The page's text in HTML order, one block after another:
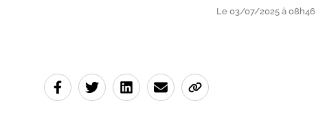
Le 03/07/2025 à 08h46